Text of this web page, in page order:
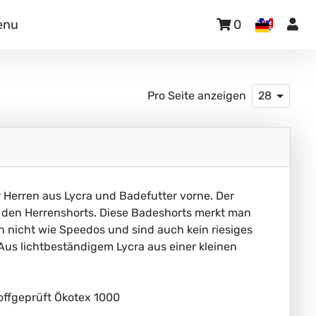
0
Pro Seite anzeigen 28
aus Lycra und Badefutter vorne. Der
Herrenshorts. Diese Badeshorts merkt man
nicht wie Speedos und sind auch kein riesiges
lichtbeständigem Lycra aus einer kleinen
Ökotex 1000